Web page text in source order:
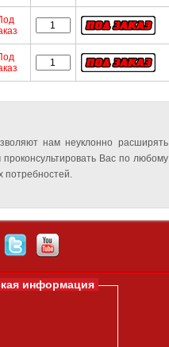
нам неуклонно расширять
Вас по любому
потребностей.
информация